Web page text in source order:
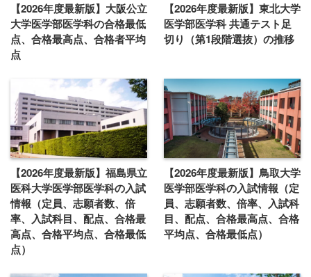
【2026年度最新版】大阪公立
大学医学部医学科の合格最低
点、合格最高点、合格者平均
点
【2026年度最新版】東北大学
医学部医学科 共通テスト足
切り（第1段階選抜）の推移
【2026年度最新版】福島県立
医科大学医学部医学科の入試
情報（定員、志願者数、倍
率、入試科目、配点、合格最
高点、合格平均点、合格最低
点）
【2026年度最新版】鳥取大学
医学部医学科の入試情報（定
員、志願者数、倍率、入試科
目、配点、合格最高点、合格
平均点、合格最低点）